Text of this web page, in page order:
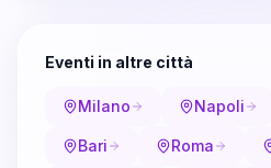
Eventi in altre città
Milano Napoli
Bari Roma